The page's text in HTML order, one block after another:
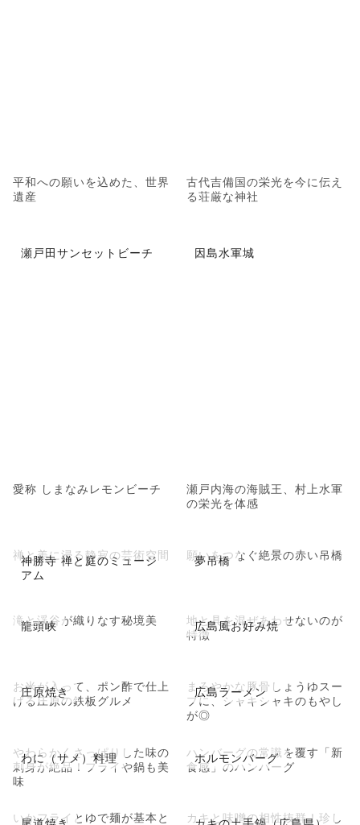
平和への願いを込めた、世界
遺産
古代吉備国の栄光を今に伝え
る荘厳な神社
瀬戸田サンセットビーチ
愛称 しまなみレモンビーチ
因島水軍城
瀬戸内海の海賊王、村上水軍
の栄光を体感
神勝寺 禅と庭のミュージ
アム
禅と美に浸る静寂の芸術空間 夢吊橋
願いをつなぐ絶景の赤い吊橋
龍頭峡
滝と渓谷が織りなす秘境美 広島風お好み焼
地と具を混ぜあわせないのが
特徴
庄原焼き
お米が入って、ポン酢で仕上
げる庄原の鉄板グルメ
広島ラーメン
まろやかな豚骨しょうゆスー
プに、シャキシャキのもやし
が◎
わに（サメ）料理
やわらかくさっぱりした味の
刺身が絶品！フライや鍋も美
味
ホルモンバーグ
ハンバーグの常識を覆す「新
食感」のハンバーグ
いかフライとゆで麺が基本と
カキと味噌の相性抜群！珍し